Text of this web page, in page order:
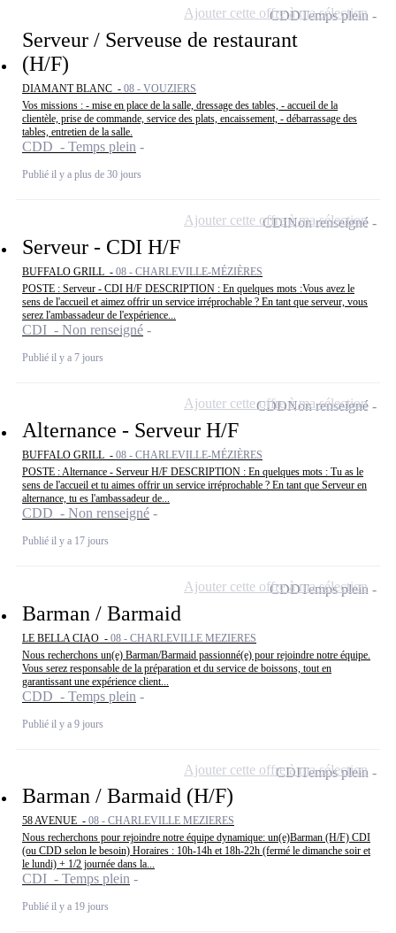
Serveur / Serveuse de restaurant
(H/F)
DIAMANT BLANC - 08 - VOUZIERS
Vos missions : - mise en place de la salle, dressage des tables, - accueil de la
clientèle, prise de commande, service des plats, encaissement, - débarrassage des
tables, entretien de la salle.
CDD - Temps plein
Publié il y a plus de 30 jours
CDDTemps plein
Ajouter cette offre à ma sélection
Serveur - CDI H/F
BUFFALO GRILL - 08 - CHARLEVILLE-MÉZIÈRES
POSTE : Serveur - CDI H/F DESCRIPTION : En quelques mots :Vous avez le
sens de l'accueil et aimez offrir un service irréprochable ? En tant que serveur, vous
serez l'ambassadeur de l'expérience...
CDI - Non renseigné
Publié il y a 7 jours
CDINon renseigné
Ajouter cette offre à ma sélection
Alternance - Serveur H/F
BUFFALO GRILL - 08 - CHARLEVILLE-MÉZIÈRES
POSTE : Alternance - Serveur H/F DESCRIPTION : En quelques mots : Tu as le
sens de l'accueil et tu aimes offrir un service irréprochable ? En tant que Serveur en
alternance, tu es l'ambassadeur de...
CDD - Non renseigné
Publié il y a 17 jours
CDDNon renseigné
Ajouter cette offre à ma sélection
Barman / Barmaid
LE BELLA CIAO - 08 - CHARLEVILLE MEZIERES
Nous recherchons un(e) Barman/Barmaid passionné(e) pour rejoindre notre équipe.
Vous serez responsable de la préparation et du service de boissons, tout en
garantissant une expérience client...
CDD - Temps plein
Publié il y a 9 jours
CDDTemps plein
Ajouter cette offre à ma sélection
Barman / Barmaid (H/F)
58 AVENUE - 08 - CHARLEVILLE MEZIERES
Nous recherchons pour rejoindre notre équipe dynamique: un(e)Barman (H/F) CDI
(ou CDD selon le besoin) Horaires : 10h-14h et 18h-22h (fermé le dimanche soir et
le lundi) + 1/2 journée dans la...
CDI - Temps plein
Publié il y a 19 jours
CDITemps plein
Ajouter cette offre à ma sélection